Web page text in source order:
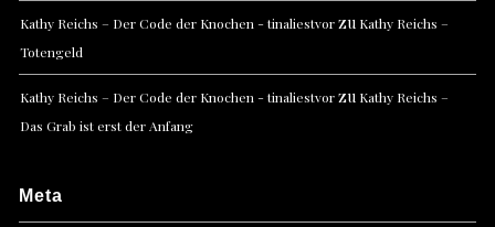
Kathy Reichs – Der Code der Knochen - tinaliestvorzu Kathy Reichs –
Totengeld
Kathy Reichs – Der Code der Knochen - tinaliestvorzu Kathy Reichs –
Das Grab ist erst der Anfang
Meta